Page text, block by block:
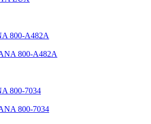
800-А482А
800-7034